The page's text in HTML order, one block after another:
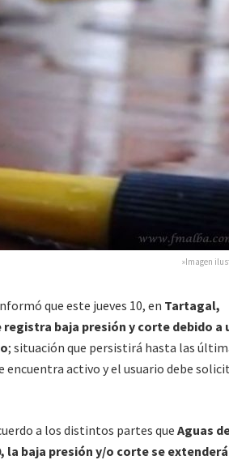
»Imagen
que este jueves 10, en Tartagal,
baja presión y corte debido a
; situación que persistirá hasta las
encuentra activo y el usuario debe
a los distintos partes que Aguas
la baja presión y/o corte se extenderá